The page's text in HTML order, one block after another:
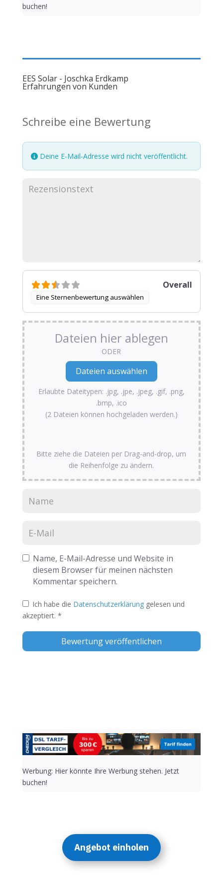
buchen!
EES Solar - Joschka Erdkamp
Erfahrungen von Kunden
Schreibe eine Bewertung
Deine E-Mail-Adresse wird nicht veröffentlicht.
Eine Sternenbewertung auswählen
Overall
Dateien hier ablegen
ODER
Erlaubte Dateitypen: .jpg, .jpe, .jpeg, .gif, .png,
.bmp, .ico
(2 Dateien können hochgeladen werden.)
Bitte ziehe die Dateien per Drag-and-drop, um
die Reihenfolge zu ändern.
Name, E-Mail-Adresse und Website in
diesem Browser für meinen nächsten
Kommentar speichern.
Ich habe die Datenschutzerklärung gelesen und
akzeptiert. *
Werbung: Hier könnte Ihre Werbung stehen. Jetzt
buchen!
Angebot einholen